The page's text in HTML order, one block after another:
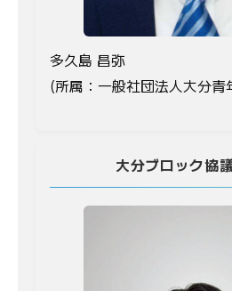
多久島 昌弥
(所属：一般社団法人大分青
大分ブロック協